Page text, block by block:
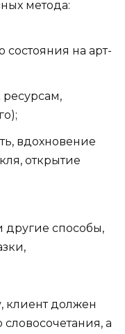
метода:
состояния на арт-
вдохновение
открытие
другие способы,
клиент должен
а